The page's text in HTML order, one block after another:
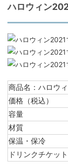
ハロウィン
商品名：ハロウ
価格（税込）
容量
材質
保温・保冷
ドリンクチケット